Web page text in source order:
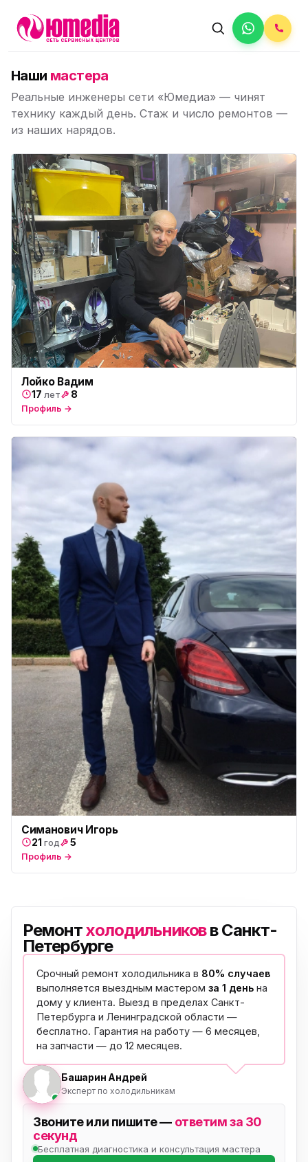
Наши мастера
Реальные инженеры сети «Юмедиа» — чинят
технику каждый день. Стаж и число ремонтов —
из наших нарядов.
Лойко Вадим
17 лет 8
Профиль →
Симанович Игорь
21 год 5
Профиль →
Ремонтхолодильниковв Санкт-
Петербурге
Срочный ремонт холодильника в 80% случаев
выполняется выездным мастером за 1 день на
дому у клиента. Выезд в пределах Санкт-
Петербурга и Ленинградской области —
бесплатно. Гарантия на работу — 6 месяцев,
на запчасти — до 12 месяцев.
Башарин Андрей
Эксперт по холодильникам
Звоните или пишите — ответим за 30
секунд
Бесплатная диагностика и консультация мастера